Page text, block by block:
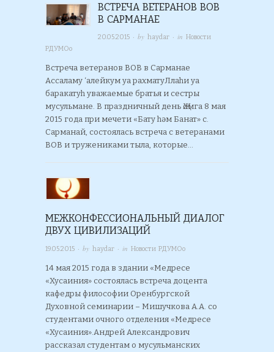
ВСТРЕЧА ВЕТЕРАНОВ ВОВ
В САРМАНАЕ
20.05.2015 · byhaydar · inНовости
РДУМОо
Встреча ветеранов ВОВ в Сарманае
Ассаламу ‘алейкум уа рахматуЛлаhи уа
баракатуh уважаемые братья и сестры
мусульмане. В праздничный день Җомга 8 мая
2015 года при мечети «Бату hәм Банат» с.
Сарманай, состоялась встреча с ветеранами
ВОВ и тружениками тыла, которые…
МЕЖКОНФЕССИОНАЛЬНЫЙ ДИАЛОГ
ДВУХ ЦИВИЛИЗАЦИЙ
19.05.2015 · by haydar · in Новости РДУМОо
14 мая 2015 года в здании «Медресе
«Хусаиния» состоялась встреча доцента
кафедры философии Оренбургской
Духовной семинарии – Мишучкова А.А. со
студентами очного отделения «Медресе
«Хусаиния».Андрей Александрович
рассказал студентам о мусульманских